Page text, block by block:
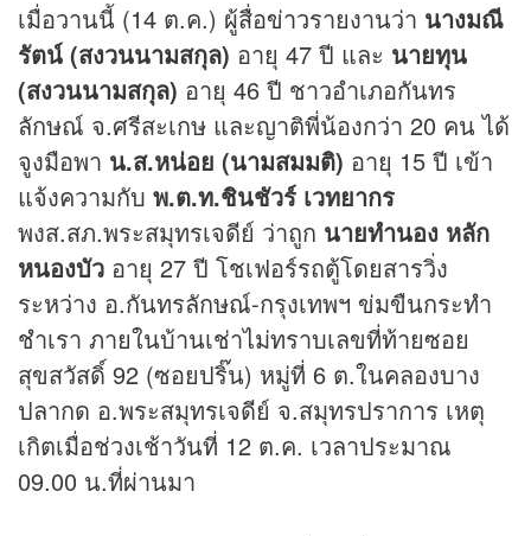
เมื่อวานนี้ (14 ต.ค.) ผู้สื่อข่าวรายงานว่า นางมณี
รัตน์ (สงวนนามสกุล) อายุ 47 ปี และ นายทุน
(สงวนนามสกุล) อายุ 46 ปี ชาวอำเภอกันทร
ลักษณ์ จ.ศรีสะเกษ และญาติพี่น้องกว่า 20 คน ได้
จูงมือพา น.ส.หน่อย (นามสมมติ) อายุ 15 ปี เข้า
แจ้งความกับ พ.ต.ท.ชินชัวร์ เวทยากร
พงส.สภ.พระสมุทรเจดีย์ ว่าถูก นายทำนอง หลัก
หนองบัว อายุ 27 ปี โชเฟอร์รถตู้โดยสารวิ่ง
ระหว่าง อ.กันทรลักษณ์-กรุงเทพฯ ข่มขืนกระทำ
ชำเรา ภายในบ้านเช่าไม่ทราบเลขที่ท้ายซอย
สุขสวัสดิ์ 92 (ซอยปริ๊น) หมู่ที่ 6 ต.ในคลองบาง
ปลากด อ.พระสมุทรเจดีย์ จ.สมุทรปราการ เหตุ
เกิตเมื่อช่วงเช้าวันที่ 12 ต.ค. เวลาประมาณ
09.00 น.ที่ผ่านมา